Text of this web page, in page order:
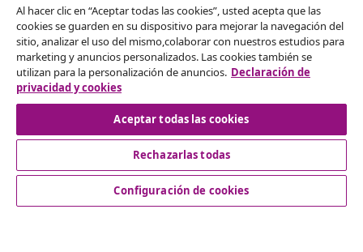
vidaXL
Descubre mas
© 2008-2026 vidaXL www.vidaxl.es es una página web de
Al hacer clic en “Aceptar todas las cookies”, usted acepta que las
cookies se guarden en su dispositivo para mejorar la navegación del
sitio, analizar el uso del mismo,colaborar con nuestros estudios para
marketing y anuncios personalizados. Las cookies también se
utilizan para la personalización de anuncios. Declaración de
privacidad y cookies
Aceptar todas las cookies
Rechazarlas todas
Configuración de cookies